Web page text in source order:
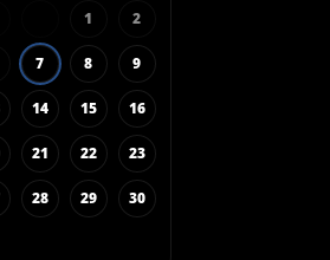
1 2
7 8 9
14 15 16
21 22 23
28 29 30